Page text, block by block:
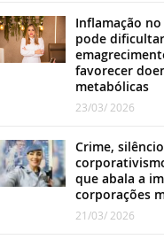
Inflamação
pode
favorecer
metabólicas
23/03/ 2026
Crime,
que abala a
corporações
21/03/ 2026